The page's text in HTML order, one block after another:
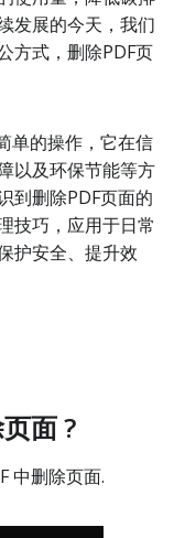
发展的今天，我们
方式，删除PDF页
单的操作，它在信
以及环保节能等方
到删除PDF页面的
技巧，应用于日常
护安全、提升效
面 ?
中删除页面.